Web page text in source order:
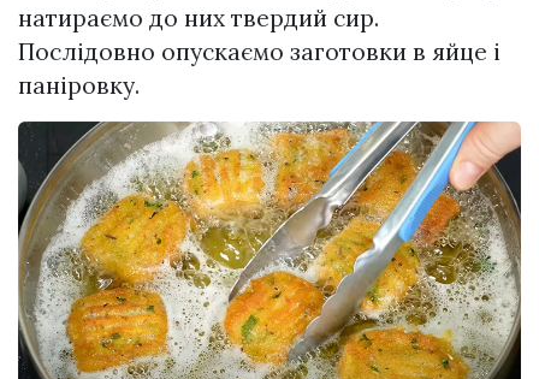
натираємо до них твердий сир.
Послідовно опускаємо заготовки в яйце і
паніровку.